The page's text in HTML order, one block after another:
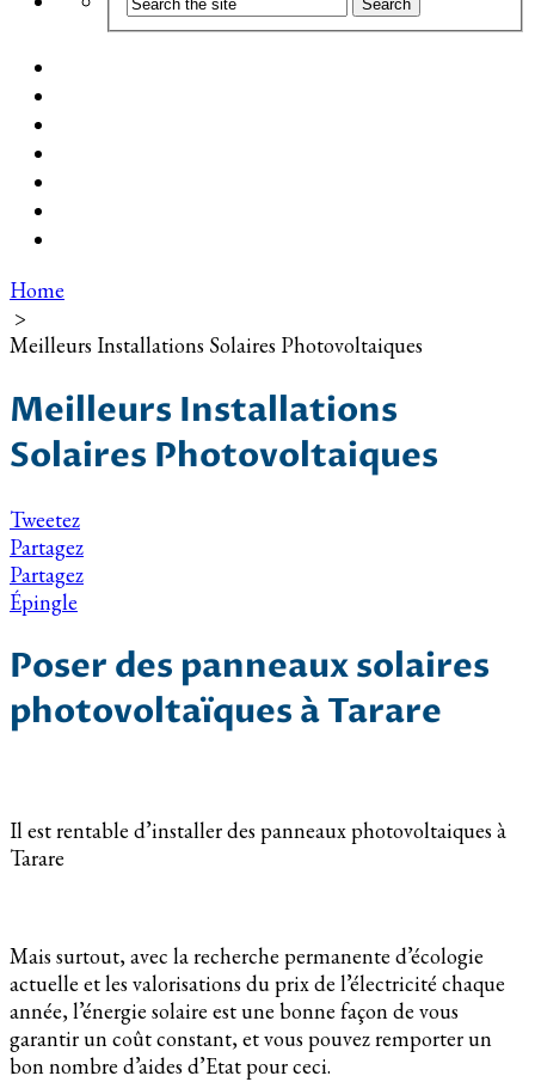
Home
>
Meilleurs Installations Solaires Photovoltaiques
Meilleurs Installations
Solaires Photovoltaiques
Tweetez
Partagez
Partagez
Épingle
Poser des panneaux solaires
photovoltaïques à Tarare
Il est rentable d’installer des panneaux photovoltaiques à
Tarare
Mais surtout, avec la recherche permanente d’écologie
actuelle et les valorisations du prix de l’électricité chaque
année, l’énergie solaire est une bonne façon de vous
garantir un coût constant, et vous pouvez remporter un
bon nombre d’aides d’Etat pour ceci.